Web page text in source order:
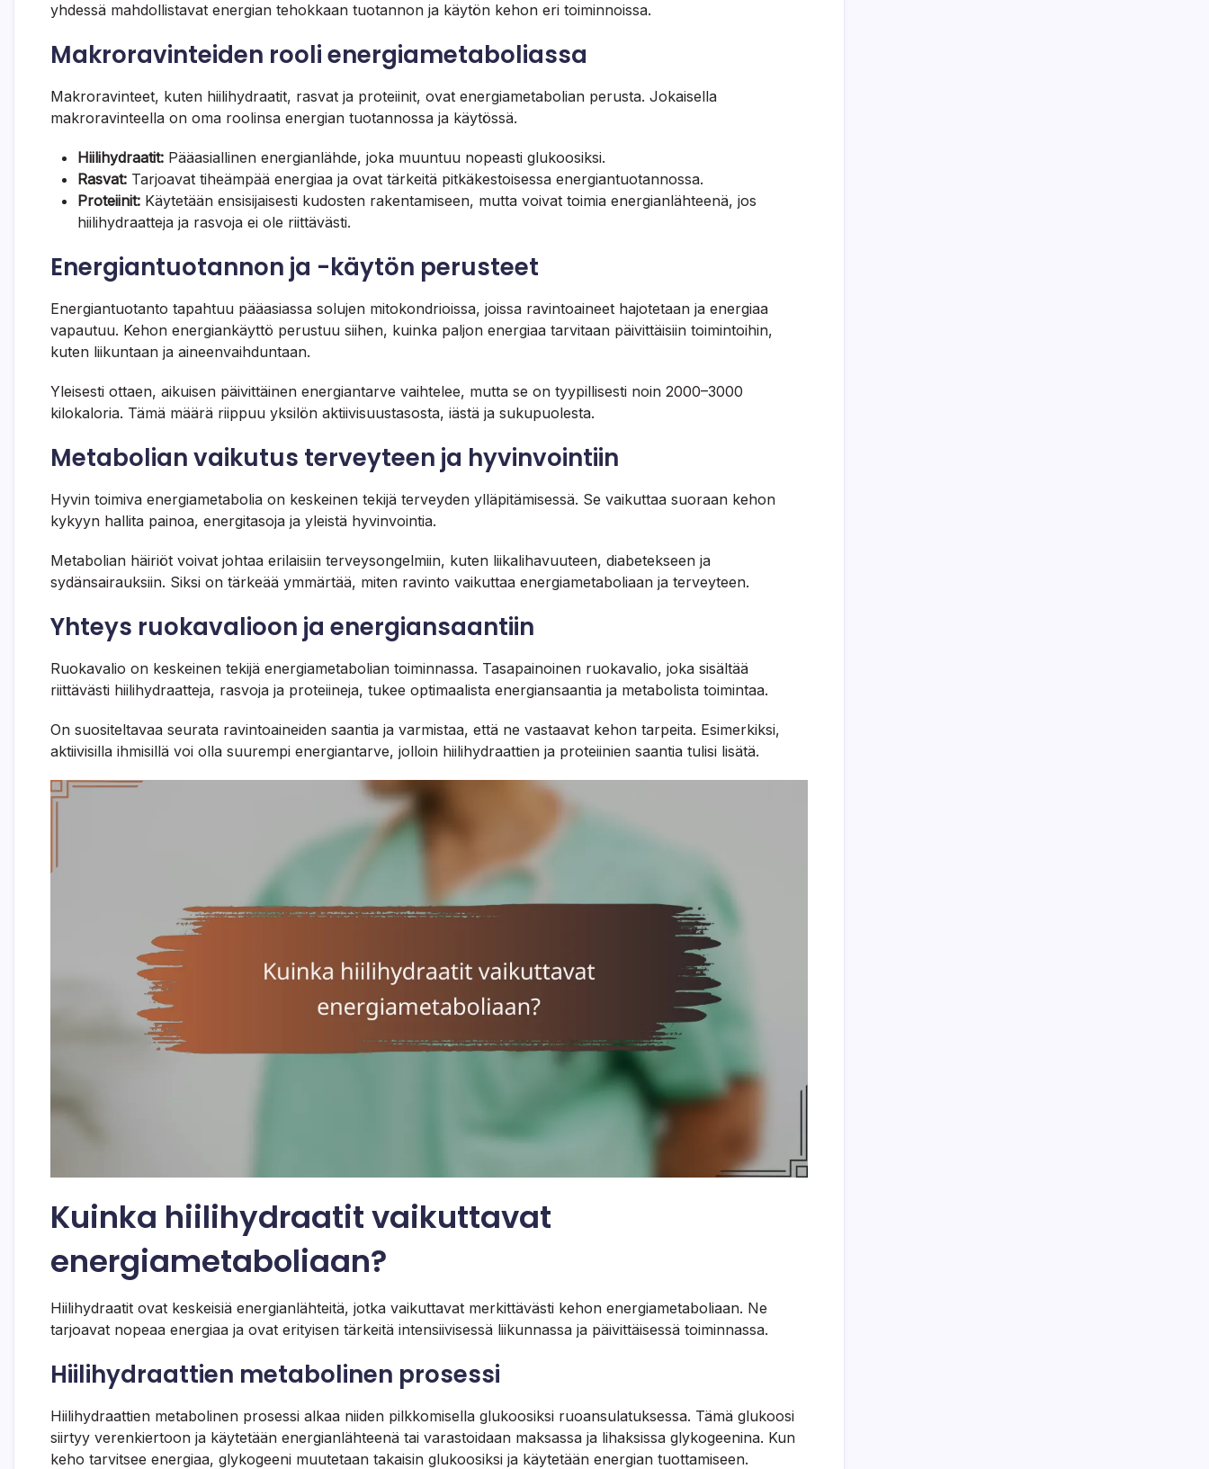
yhdessä mahdollistavat energian tehokkaan tuotannon ja käytön kehon eri toiminnoissa.
Makroravinteiden rooli energiametaboliassa
Makroravinteet, kuten hiilihydraatit, rasvat ja proteiinit, ovat energiametabolian perusta. Jokaisella
makroravinteella on oma roolinsa energian tuotannossa ja käytössä.
Hiilihydraatit: Pääasiallinen energianlähde, joka muuntuu nopeasti glukoosiksi.
Rasvat: Tarjoavat tiheämpää energiaa ja ovat tärkeitä pitkäkestoisessa energiantuotannossa.
Proteiinit: Käytetään ensisijaisesti kudosten rakentamiseen, mutta voivat toimia energianlähteenä, jos
hiilihydraatteja ja rasvoja ei ole riittävästi.
Energiantuotannon ja -käytön perusteet
Energiantuotanto tapahtuu pääasiassa solujen mitokondrioissa, joissa ravintoaineet hajotetaan ja energiaa
vapautuu. Kehon energiankäyttö perustuu siihen, kuinka paljon energiaa tarvitaan päivittäisiin toimintoihin,
kuten liikuntaan ja aineenvaihduntaan.
Yleisesti ottaen, aikuisen päivittäinen energiantarve vaihtelee, mutta se on tyypillisesti noin 2000–3000
kilokaloria. Tämä määrä riippuu yksilön aktiivisuustasosta, iästä ja sukupuolesta.
Metabolian vaikutus terveyteen ja hyvinvointiin
Hyvin toimiva energiametabolia on keskeinen tekijä terveyden ylläpitämisessä. Se vaikuttaa suoraan kehon
kykyyn hallita painoa, energitasoja ja yleistä hyvinvointia.
Metabolian häiriöt voivat johtaa erilaisiin terveysongelmiin, kuten liikalihavuuteen, diabetekseen ja
sydänsairauksiin. Siksi on tärkeää ymmärtää, miten ravinto vaikuttaa energiametaboliaan ja terveyteen.
Yhteys ruokavalioon ja energiansaantiin
Ruokavalio on keskeinen tekijä energiametabolian toiminnassa. Tasapainoinen ruokavalio, joka sisältää
riittävästi hiilihydraatteja, rasvoja ja proteiineja, tukee optimaalista energiansaantia ja metabolista toimintaa.
On suositeltavaa seurata ravintoaineiden saantia ja varmistaa, että ne vastaavat kehon tarpeita. Esimerkiksi,
aktiivisilla ihmisillä voi olla suurempi energiantarve, jolloin hiilihydraattien ja proteiinien saantia tulisi lisätä.
Kuinka hiilihydraatit vaikuttavat
energiametaboliaan?
Hiilihydraatit ovat keskeisiä energianlähteitä, jotka vaikuttavat merkittävästi kehon energiametaboliaan. Ne
tarjoavat nopeaa energiaa ja ovat erityisen tärkeitä intensiivisessä liikunnassa ja päivittäisessä toiminnassa.
Hiilihydraattien metabolinen prosessi
Hiilihydraattien metabolinen prosessi alkaa niiden pilkkomisella glukoosiksi ruoansulatuksessa. Tämä glukoosi
siirtyy verenkiertoon ja käytetään energianlähteenä tai varastoidaan maksassa ja lihaksissa glykogeenina. Kun
keho tarvitsee energiaa, glykogeeni muutetaan takaisin glukoosiksi ja käytetään energian tuottamiseen.